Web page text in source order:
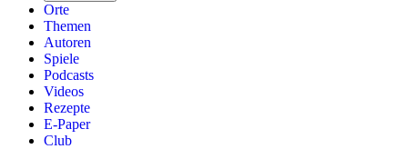
Orte
Themen
Autoren
Spiele
Podcasts
Videos
Rezepte
E-Paper
Club